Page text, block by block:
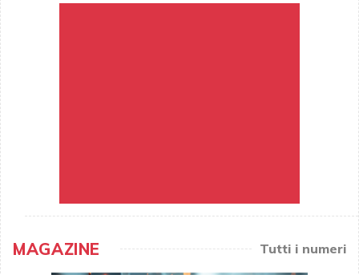
MAGAZINE Tutti i numeri